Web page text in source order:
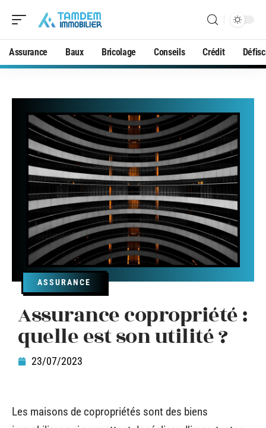
Assurance Baux Bricolage Conseils Crédit
ASSURANCE
Assurance copropriété :
quelle est son utilité ?
23/07/2023
Les maisons de copropriétés sont des biens